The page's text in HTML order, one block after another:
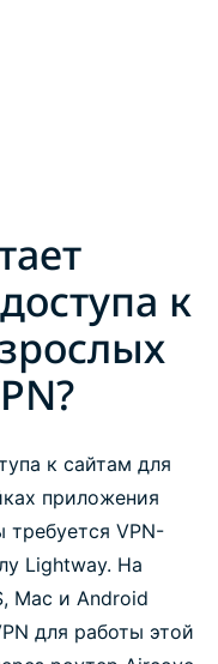
к
к сайтам для
приложения
требуется VPN-
Lightway. На
Mac и Android
для работы этой